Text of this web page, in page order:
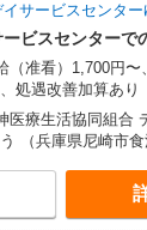
サービスセンター
ビスセンターで
（准看）1,700円〜
処遇改善加算あり
医療生活協同組合
（兵庫県尼崎市食